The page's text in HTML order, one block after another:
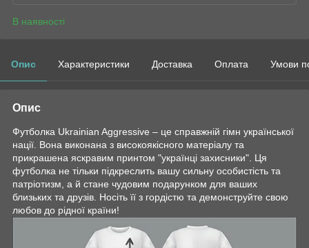
В наявності
Опис Характеристики Доставка Оплата Умови
Опис
Футболка Ukrainian Aggressive – це справжній гімн української
нації. Вона виконана з високоякісного матеріалу та
прикрашена яскравим принтом "українці захисники". Ця
футболка не тільки підкреслить вашу сильну особистість та
патріотизм, а й стане чудовим подарунком для ваших
близьких та друзів. Носіть її з гордістю та демонструйте свою
любов до рідної країни!